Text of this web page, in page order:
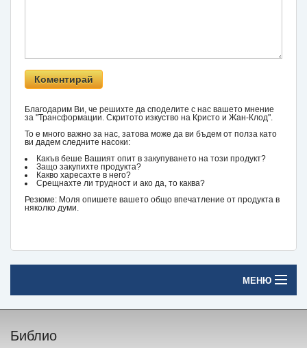
Благодарим Ви, че решихте да споделите с нас вашето мнение
за "Трансформации. Скритото изкуство на Кристо и Жан-Клод".
То е много важно за нас, затова може да ви бъдем от полза като
ви дадем следните насоки:
Какъв беше Вашият опит в закупуването на този продукт?
Защо закупихте продукта?
Какво харесахте в него?
Срещнахте ли трудност и ако да, то каква?
Резюме: Моля опишете вашето общо впечатление от продукта в
няколко думи.
МЕНЮ
Начало
Печатни книги
Библио